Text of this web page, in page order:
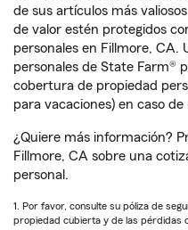
de sus artículos más
de valor estén protegidos
personales en Fillmore, CA.
personales de State Farm®
cobertura de propiedad
para vacaciones) en caso
¿Quiere más información?
Fillmore, CA sobre una
personal.
1. Por favor, consulte su póliza de
propiedad cubierta y de las pérdidas